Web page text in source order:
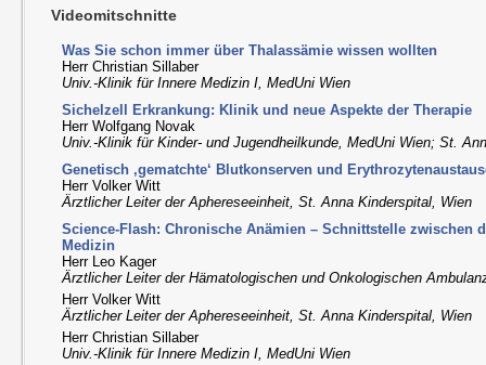
Videomitschnitte
Was Sie schon immer über Thalassämie wissen wollten
Herr Christian Sillaber
Univ.-Klinik für Innere Medizin I, MedUni Wien
Sichelzell Erkrankung: Klinik und neue Aspekte der Therapie
Herr Wolfgang Novak
Univ.-Klinik für Kinder- und Jugendheilkunde, MedUni Wien; St.
Genetisch ‚gematchte‘ Blutkonserven und
Herr Volker Witt
Ärztlicher Leiter der Aphereseeinheit, St. Anna Kinderspital, Wien
Science-Flash: Chronische Anämien – Schnittstelle zwischen
Medizin
Herr Leo Kager
Ärztlicher Leiter der Hämatologischen und Onkologischen
Herr Volker Witt
Ärztlicher Leiter der Aphereseeinheit, St. Anna Kinderspital, Wien
Herr Christian Sillaber
Univ.-Klinik für Innere Medizin I, MedUni Wien